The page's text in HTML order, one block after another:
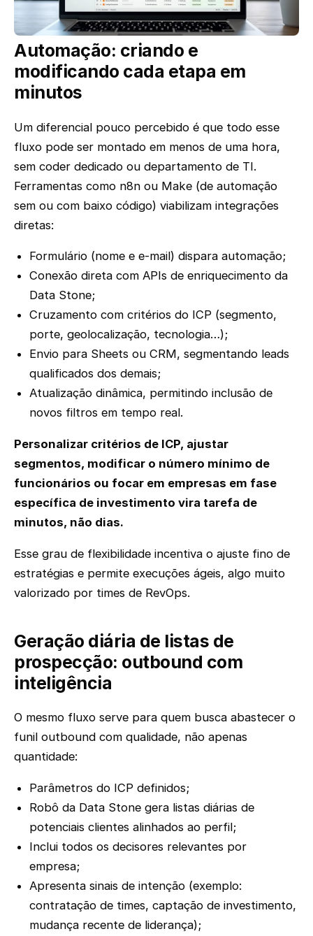
Automação: criando e
modificando cada etapa em
minutos
Um diferencial pouco percebido é que todo esse
fluxo pode ser montado em menos de uma hora,
sem coder dedicado ou departamento de TI.
Ferramentas como n8n ou Make (de automação
sem ou com baixo código) viabilizam integrações
diretas:
Formulário (nome e e-mail) dispara automação;
Conexão direta com APIs de enriquecimento da
Data Stone;
Cruzamento com critérios do ICP (segmento,
porte, geolocalização, tecnologia…);
Envio para Sheets ou CRM, segmentando leads
qualificados dos demais;
Atualização dinâmica, permitindo inclusão de
novos filtros em tempo real.
Personalizar critérios de ICP, ajustar
segmentos, modificar o número mínimo de
funcionários ou focar em empresas em fase
específica de investimento vira tarefa de
minutos, não dias.
Esse grau de flexibilidade incentiva o ajuste fino de
estratégias e permite execuções ágeis, algo muito
valorizado por times de RevOps.
Geração diária de listas de
prospecção: outbound com
inteligência
O mesmo fluxo serve para quem busca abastecer o
funil outbound com qualidade, não apenas
quantidade:
Parâmetros do ICP definidos;
Robô da Data Stone gera listas diárias de
potenciais clientes alinhados ao perfil;
Inclui todos os decisores relevantes por
empresa;
Apresenta sinais de intenção (exemplo:
contratação de times, captação de investimento,
mudança recente de liderança);